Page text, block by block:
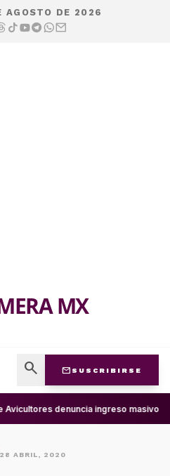
AGOSTO DE 2026
MX
search mail SUSCRIBIRSE
denuncia ingreso masivo
28 ABRIL, 2020